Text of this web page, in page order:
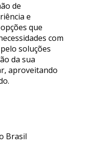
de
e
que
com
soluções
da sua
aproveitando
Brasil